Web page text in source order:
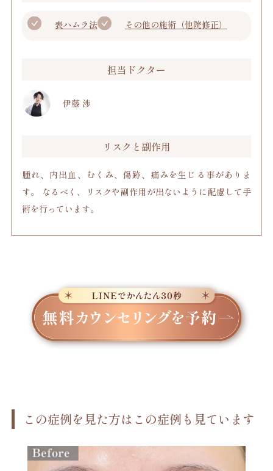
表ハムラ法 その他の施術（他院修正）
担当ドクター
伊藤 渉
リスクと副作用
腫れ、内出血、むくみ、傷跡、痛みを生じる事がありま
す。 なるべく、リスクや副作用が出ないように配慮して手
術を行っています。
この症例を見た方はこの症例も見ています